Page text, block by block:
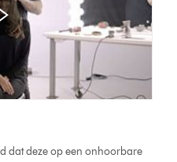
dat deze op een onhoorbare